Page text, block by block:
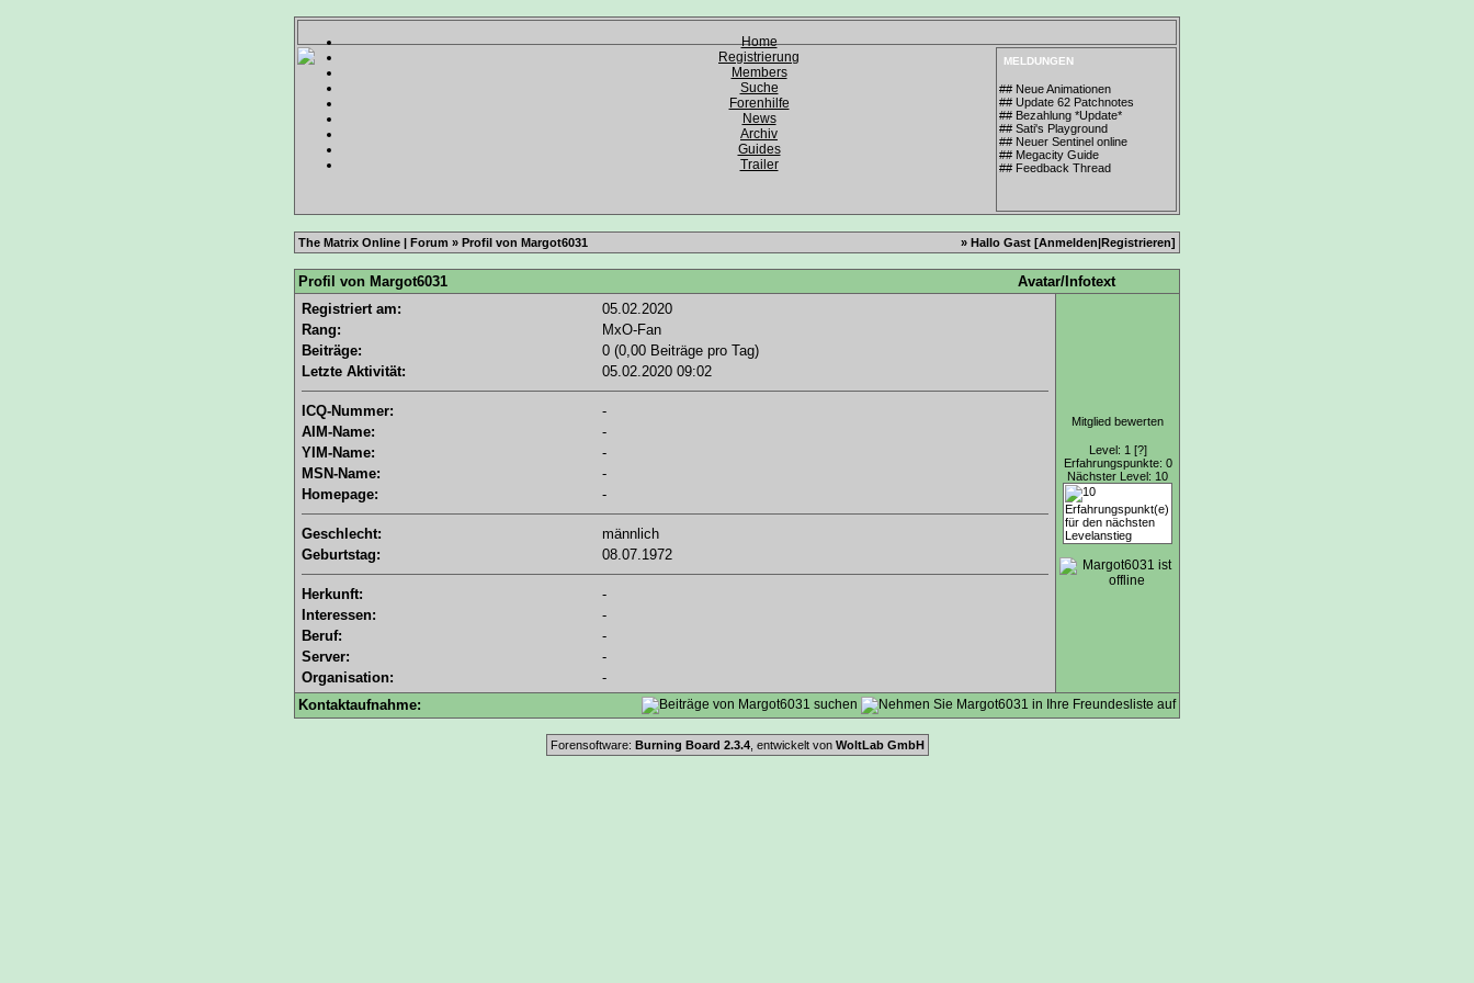
Home
Registrierung
Members
Suche
Forenhilfe
News
Archiv
Guides
Trailer
MELDUNGEN
## Neue Animationen
## Update 62 Patchnotes
## Bezahlung *Update*
## Sati's Playground
## Neuer Sentinel online
## Megacity Guide
## Feedback Thread
The Matrix Online | Forum » Profil von Margot6031 » Hallo Gast [Anmelden|Registrieren]
Profil von Margot6031
Avatar/Infotext
Registriert am:
05.02.2020
Rang:
MxO-Fan
Beiträge:
0 (0,00 Beiträge pro Tag)
Letzte Aktivität:
05.02.2020 09:02
ICQ-Nummer:
-
AIM-Name:
-
YIM-Name:
-
MSN-Name:
-
Homepage:
-
Geschlecht:
männlich
Geburtstag:
08.07.1972
Herkunft:
-
Interessen:
-
Beruf:
-
Server:
-
Organisation:
-
Mitglied bewerten
Level: 1 [?]
Erfahrungspunkte: 0
Nächster Level: 10
Kontaktaufnahme:
Forensoftware: Burning Board 2.3.4, entwickelt von WoltLab GmbH